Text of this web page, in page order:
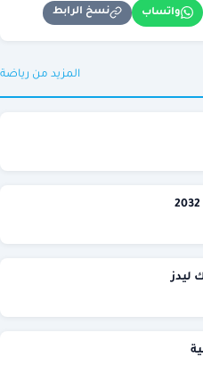
واتساب نسخ الرابط
المزيد من رياضة